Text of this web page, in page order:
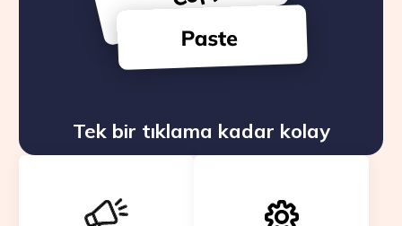
Tek bir tıklama kadar kolay